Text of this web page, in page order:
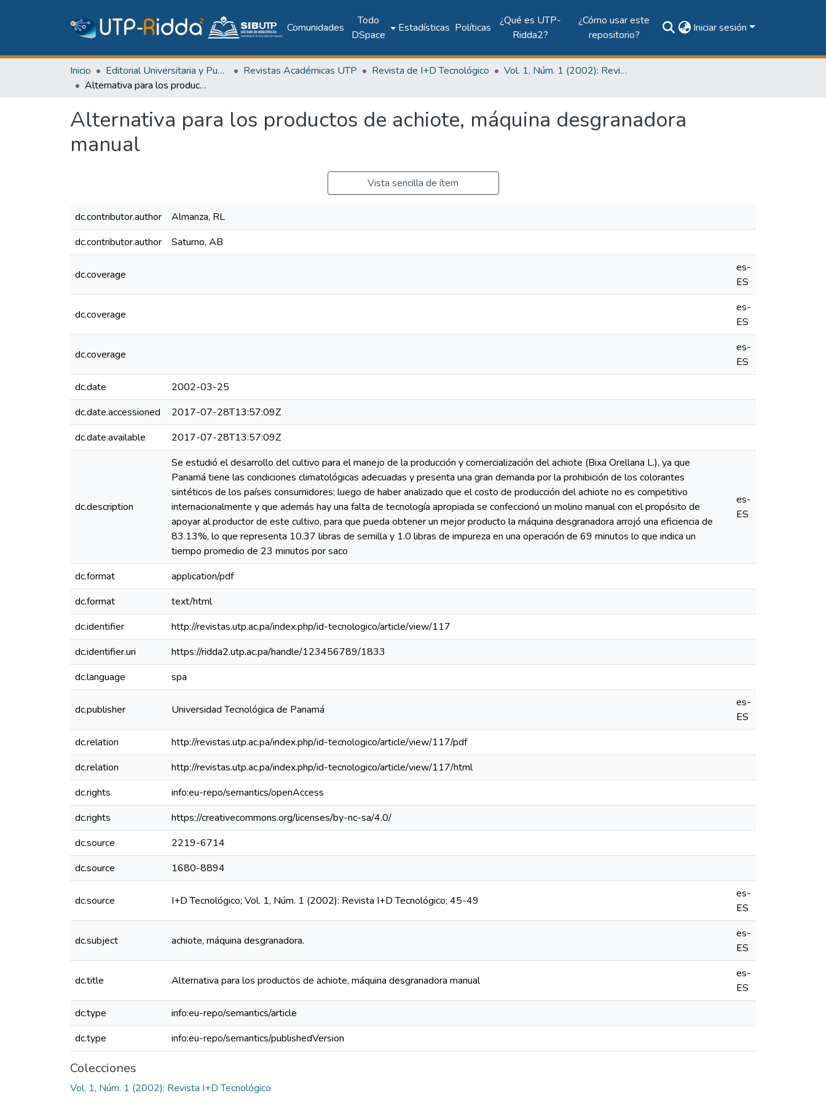
Comunidades
Todo
DSpace
Estadísticas Políticas
¿Qué es UTP-
Ridda2?
¿Cómo usar este
repositorio?
Iniciar sesión
Inicio Editorial Universitaria y Publicaciones Seriadas Revistas Académicas UTP Revista de I+D Tecnológico
Vol. 1, Núm. 1 (2002): Revista I+D Tecnológico
Alternativa para los productos de achiote, máquina desgranadora manual
Alternativa para los productos de achiote, máquina desgranadora
manual
Vista sencilla de ítem
dc.contributor.author
Almanza, RL
dc.contributor.author
Saturno, AB
dc.coverage
es-
ES
dc.coverage
es-
ES
dc.coverage
es-
ES
dc.date
2002-03-25
dc.date.accessioned
2017-07-28T13:57:09Z
dc.date.available
2017-07-28T13:57:09Z
dc.description
Se estudió el desarrollo del cultivo para el manejo de la producción y comercialización del achiote (Bixa Orellana L.), ya que
Panamá tiene las condiciones climatológicas adecuadas y presenta una gran demanda por la prohibición de los colorantes
sintéticos de los países consumidores; luego de haber analizado que el costo de producción del achiote no es competitivo
internacionalmente y que además hay una falta de tecnología apropiada se confeccionó un molino manual con el propósito de
apoyar al productor de este cultivo, para que pueda obtener un mejor producto la máquina desgranadora arrojó una eficiencia de
83.13%, lo que representa 10.37 libras de semilla y 1.0 libras de impureza en una operación de 69 minutos lo que indica un
tiempo promedio de 23 minutos por saco
es-
ES
dc.format
application/pdf
dc.format
text/html
dc.identifier
http://revistas.utp.ac.pa/index.php/id-tecnologico/article/view/117
dc.identifier.uri
https://ridda2.utp.ac.pa/handle/123456789/1833
dc.language
spa
dc.publisher Universidad Tecnológica de Panamá
es-
ES
dc.relation
http://revistas.utp.ac.pa/index.php/id-tecnologico/article/view/117/pdf
dc.relation
http://revistas.utp.ac.pa/index.php/id-tecnologico/article/view/117/html
dc.rights
info:eu-repo/semantics/openAccess
dc.rights
https://creativecommons.org/licenses/by-nc-sa/4.0/
dc.source
2219-6714
dc.source
1680-8894
dc.source I+D Tecnológico; Vol. 1, Núm. 1 (2002): Revista I+D Tecnológico; 45-49
es-
ES
dc.subject achiote, máquina desgranadora.
es-
ES
dc.title Alternativa para los productos de achiote, máquina desgranadora manual
es-
ES
dc.type
info:eu-repo/semantics/article
dc.type
info:eu-repo/semantics/publishedVersion
Colecciones
Vol. 1, Núm. 1 (2002): Revista I+D Tecnológico